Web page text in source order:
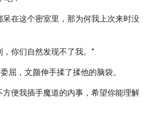
呆在这个密室里，那为何我上次来时没
，你们自然发现不了我。”
屈，文颜伸手揉了揉他的脑袋。
方便我插手魔道的内事，希望你能理解